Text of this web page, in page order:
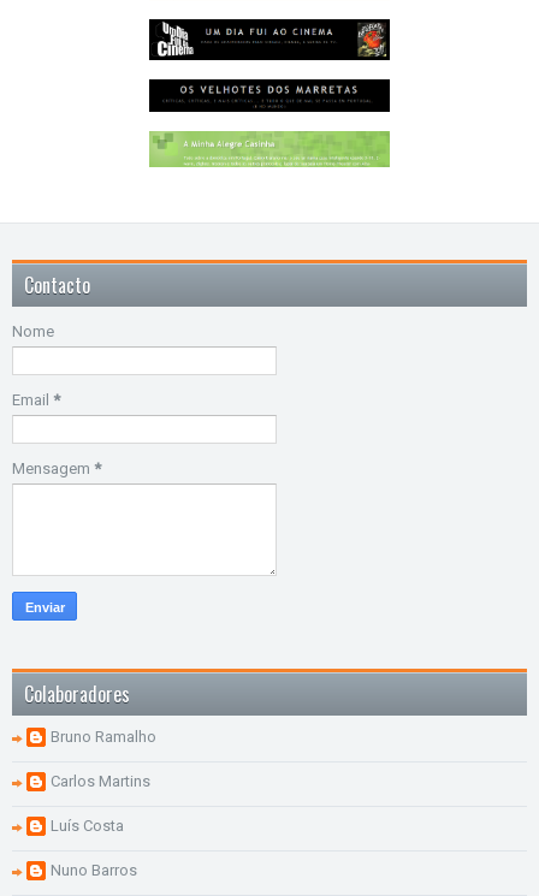
Contacto
Nome
Email *
Mensagem *
Colaboradores
Bruno Ramalho
Carlos Martins
Luís Costa
Nuno Barros